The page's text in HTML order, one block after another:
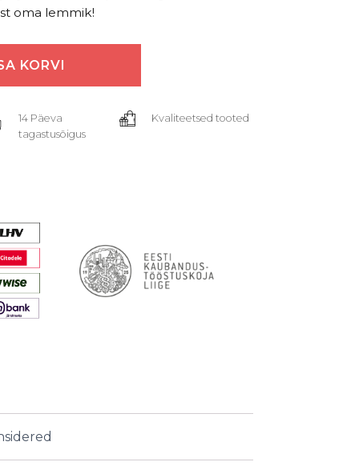
oma lemmik!
KORVI
14 Päeva
tagastusõigus
Kvaliteetsed tooted